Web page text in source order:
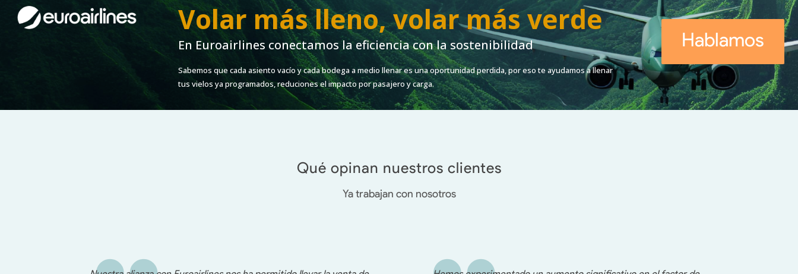
Volar más lleno, volar más verde
En Euroairlines conectamos la eficiencia con la sostenibilidad
Sabemos que cada asiento vacío y cada bodega a medio llenar es una oportunidad perdida, por eso te ayudamos a llenar
tus vielos ya programados, reduciones el impacto por pasajero y carga.
Hablamos
Qué opinan nuestros clientes
Ya trabajan con nosotros